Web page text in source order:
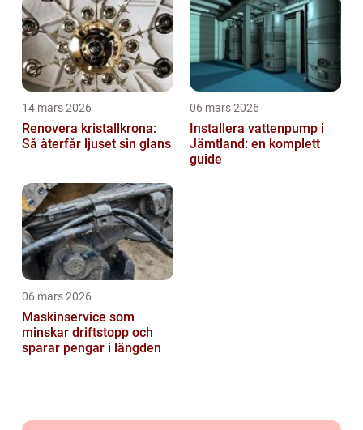
14 mars 2026
Renovera kristallkrona:
Så återfår ljuset sin glans
06 mars 2026
Installera vattenpump i
Jämtland: en komplett
guide
06 mars 2026
Maskinservice som
minskar driftstopp och
sparar pengar i längden